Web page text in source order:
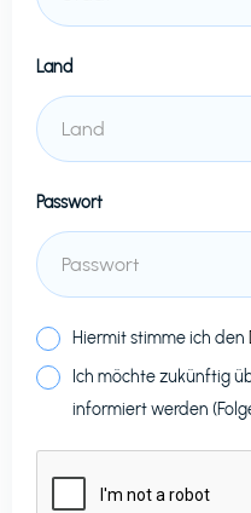
Land
Passwort
Hiermit stimme ich den
Ich möchte zukünftig
informiert werden